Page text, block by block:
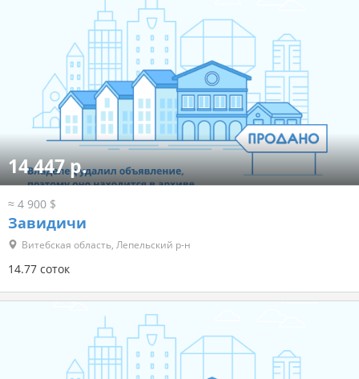
14 447 р.
≈ 4 900 $
Завидичи
Витебская область, Лепельский р-н
14.77 соток